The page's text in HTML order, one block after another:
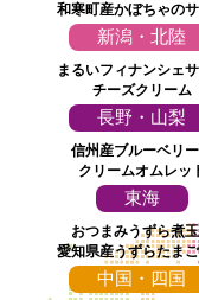
和寒町産かぼちゃの
新潟・北陸
まるいフィナンシェ
チーズクリーム
長野・山梨
信州産ブルーベリ
クリームオムレッ
東海
おつまみうずら煮
愛知県産うずらたま
中国・四国